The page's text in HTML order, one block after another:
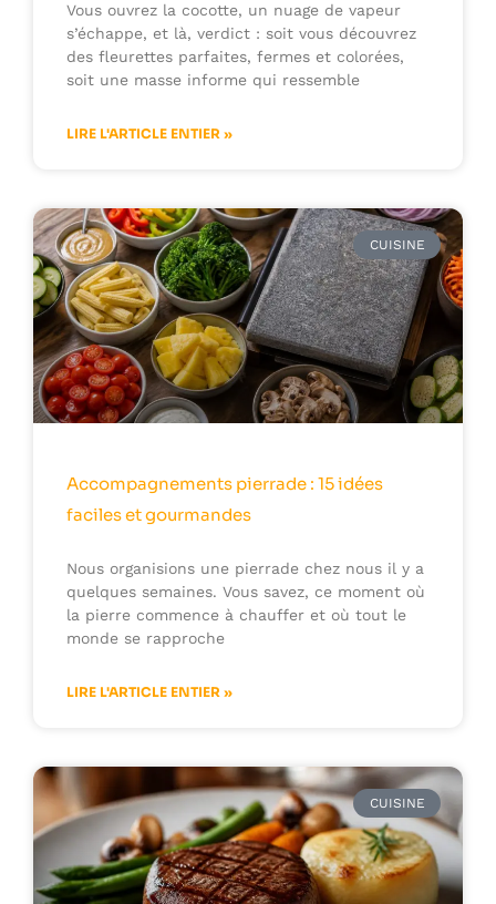
Vous ouvrez la cocotte, un nuage de vapeur
s’échappe, et là, verdict : soit vous découvrez
des fleurettes parfaites, fermes et colorées,
soit une masse informe qui ressemble
LIRE L'ARTICLE ENTIER »
CUISINE
Accompagnements pierrade : 15 idées
faciles et gourmandes
Nous organisions une pierrade chez nous il y a
quelques semaines. Vous savez, ce moment où
la pierre commence à chauffer et où tout le
monde se rapproche
LIRE L'ARTICLE ENTIER »
CUISINE